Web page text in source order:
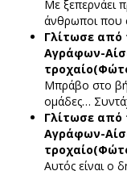
Με ξεπερνάει
άνθρωποι που
Γλίτωσε από
Αγράφων-
Μπράβο στο
ομάδες…
Γλίτωσε από
Αγράφων-
Αυτός είναι ο